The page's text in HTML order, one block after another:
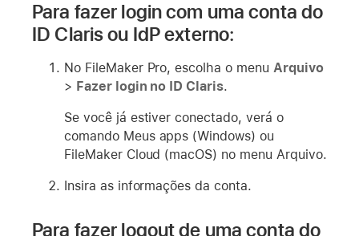
Para fazer login com uma conta do
ID Claris ou IdP externo:
No FileMaker Pro, escolha o menu Arquivo
> Fazer login no ID Claris.
Se você já estiver conectado, verá o
comando Meus apps (Windows) ou
FileMaker Cloud (macOS) no menu Arquivo.
Insira as informações da conta.
Para fazer logout de uma conta do